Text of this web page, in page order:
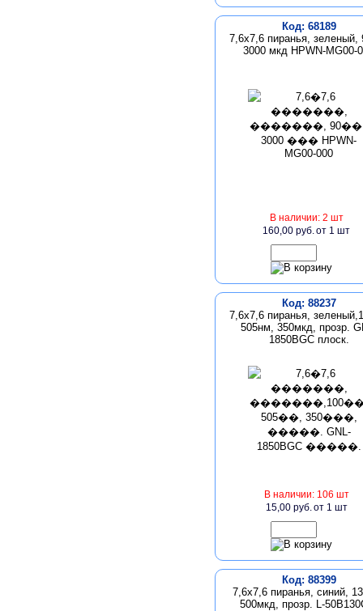
Код: 68189
7,6х7,6 пиранья, зеленый,
3000 мкд HPWN-MG00-
В наличии: 2 шт
160,00 руб.от 1 шт
Код: 88237
7,6х7,6 пиранья,
505нм, 350мкд, прозр.
1850BGC плоск.
В наличии: 106 шт
15,00 руб.от 1 шт
Код: 88399
7,6х7,6 пиранья, синий,
500мкд, прозр. L-